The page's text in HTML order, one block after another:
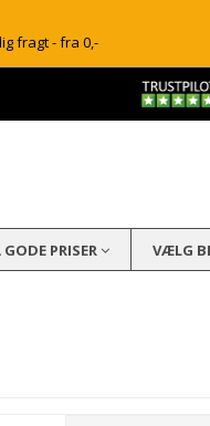
fragt - fra 0,-
GODE PRISER VÆLG